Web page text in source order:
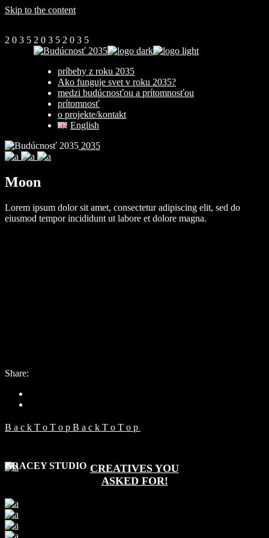
Skip to the content
2 0 3 5 2 0 3 5 2 0 3 5
príbehy z roku 2035
Ako funguje svet v roku 2035?
medzi budúcnosťou a prítomnosťou
prítomnosť
o projekte/kontakt
English
2035
Moon
Lorem ipsum dolor sit amet, consectetur adipiscing elit, sed do
eiusmod tempor incididunt ut labore et dolore magna.
Share:
B a c k T o T o p B a c k T o T o p
GRACEY STUDIO CREATIVES YOU
ASKED FOR!